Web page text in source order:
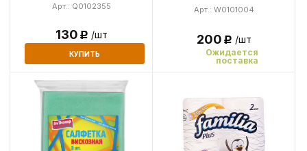
Арт.: Q0102355
130Р /шт
КУПИТЬ
Арт.: W0101004
200Р /шт
Ожидается
поставка